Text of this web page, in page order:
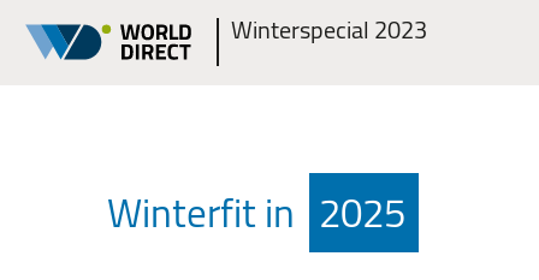
Winterspecial 2023
Winterfit in 2025